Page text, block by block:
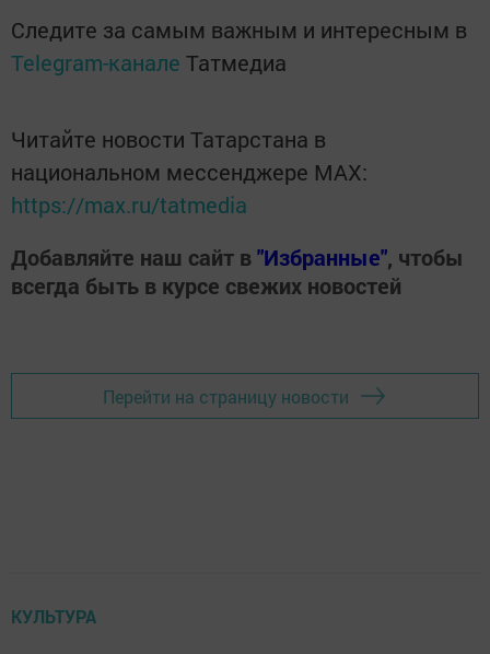
Следите за самым важным и интересным в
Telegram-канале Татмедиа
Читайте новости Татарстана в
национальном мессенджере MАХ:
https://max.ru/tatmedia
Добавляйте наш сайт в"Избранные", чтобы
всегда быть в курсе свежих новостей
Перейти на страницу новости
КУЛЬТУРА